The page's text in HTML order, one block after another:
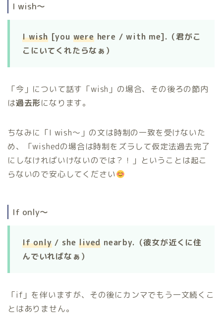
I wish〜
I wish[you werehere / with me].（君がこ
こにいてくれたらなぁ）
「今」について話す「wish」の場合、その後ろの節内
は過去形になります。
ちなみに「I wish〜」の文は時制の一致を受けないた
め、「wishedの場合は時制をズラして仮定法過去完了
にしなければいけないのでは？！」ということは起こ
らないので安心してください
If only〜
If only/ shelived nearby.（彼女が近くに住
んでいればなぁ）
「if」を伴いますが、その後にカンマでもう一文続くこ
とはありません。